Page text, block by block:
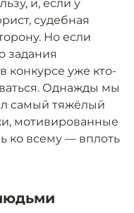
и, если у
судебная
Но если
задания
конкурсе уже кто-
Однажды мы
самый тяжёлый
мотивированные
ко всему — вплоть